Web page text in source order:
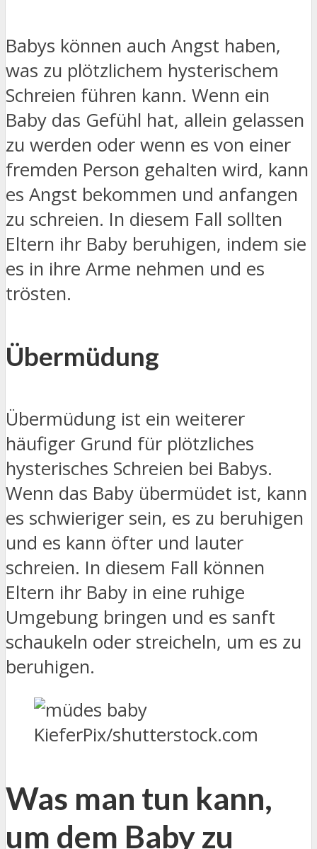
Babys können auch Angst haben,
was zu plötzlichem hysterischem
Schreien führen kann. Wenn ein
Baby das Gefühl hat, allein gelassen
zu werden oder wenn es von einer
fremden Person gehalten wird, kann
es Angst bekommen und anfangen
zu schreien. In diesem Fall sollten
Eltern ihr Baby beruhigen, indem sie
es in ihre Arme nehmen und es
trösten.
Übermüdung
Übermüdung ist ein weiterer
häufiger Grund für plötzliches
hysterisches Schreien bei Babys.
Wenn das Baby übermüdet ist, kann
es schwieriger sein, es zu beruhigen
und es kann öfter und lauter
schreien. In diesem Fall können
Eltern ihr Baby in eine ruhige
Umgebung bringen und es sanft
schaukeln oder streicheln, um es zu
beruhigen.
KieferPix/shutterstock.com
Was man tun kann,
um dem Baby zu